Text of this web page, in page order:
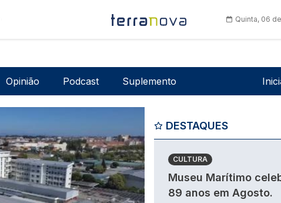
Quinta, 06
Opinião Podcast Suplemento
DESTAQUES
CULTURA
Museu Marítimo
89 anos em Agosto.